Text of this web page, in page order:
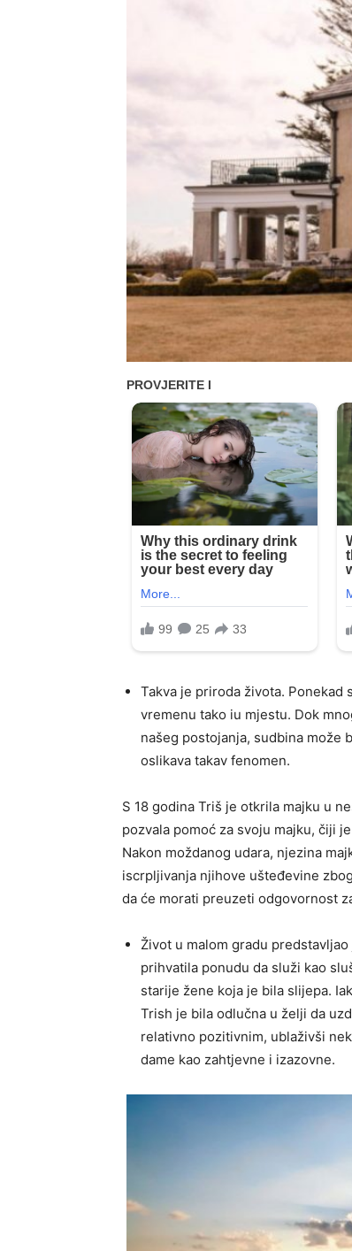
Takva je priroda života. Ponekad
vremenu tako iu mjestu. Dok
našeg postojanja, sudbina može
oslikava takav fenomen.
S 18 godina Triš je otkrila majku u
pozvala pomoć za svoju majku, čiji
Nakon moždanog udara, njezina
iscrpljivanja njihove ušteđevine
da će morati preuzeti odgovornost
Život u malom gradu
prihvatila ponudu da služi kao
starije žene koja je bila slijepa.
Trish je bila odlučna u želji da
relativno pozitivnim, ublaživši
dame kao zahtjevne i izazovne.